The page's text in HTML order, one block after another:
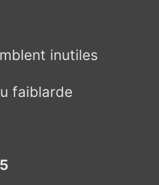
inutiles
faiblarde